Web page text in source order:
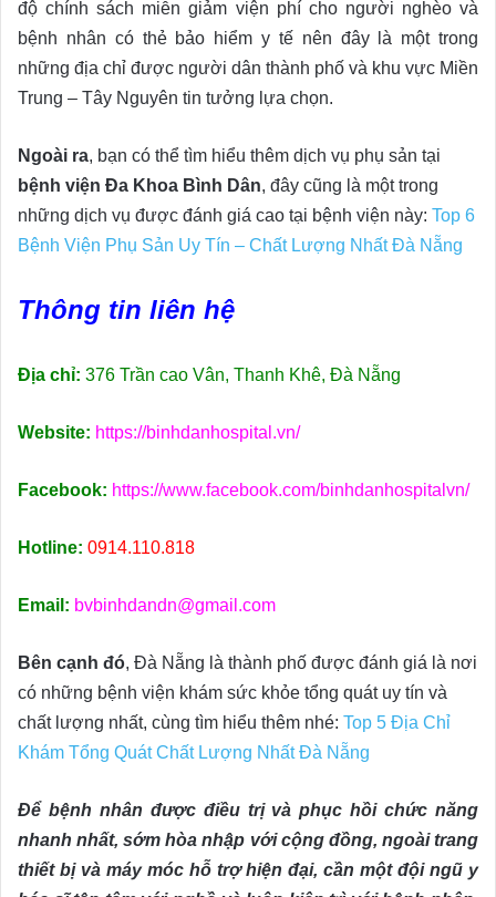
độ chính sách miễn giảm viện phí cho người nghèo và
bệnh nhân có thẻ bảo hiểm y tế nên đây là một trong
những địa chỉ được người dân thành phố và khu vực Miền
Trung – Tây Nguyên tin tưởng lựa chọn.
Ngoài ra, bạn có thể tìm hiểu thêm dịch vụ phụ sản tại
bệnh viện Đa Khoa Bình Dân, đây cũng là một trong
những dịch vụ được đánh giá cao tại bệnh viện này: Top 6
Bệnh Viện Phụ Sản Uy Tín – Chất Lượng Nhất Đà Nẵng
Thông tin liên hệ
Địa chỉ: 376 Trần cao Vân, Thanh Khê, Đà Nẵng
Website: https://binhdanhospital.vn/
Facebook: https://www.facebook.com/binhdanhospitalvn/
Hotline: 0914.110.818
Email: bvbinhdandn@gmail.com
Bên cạnh đó, Đà Nẵng là thành phố được đánh giá là nơi
có những bệnh viện khám sức khỏe tổng quát uy tín và
chất lượng nhất, cùng tìm hiểu thêm nhé: Top 5 Địa Chỉ
Khám Tổng Quát Chất Lượng Nhất Đà Nẵng
Để bệnh nhân được điều trị và phục hồi chức năng
nhanh nhất, sớm hòa nhập với cộng đồng, ngoài trang
thiết bị và máy móc hỗ trợ hiện đại, cần một đội ngũ y